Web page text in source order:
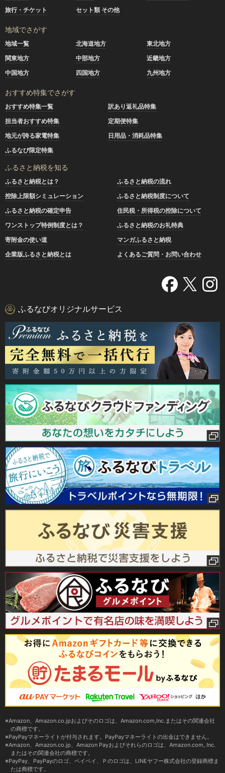
旅行・チケット
セット類 その他
地域でさがす
地域一覧 北海道地方
東北地方
関東地方
中部地方
近畿地方
中国地方
四国地方 九州地方
おすすめ特集でさがす
おすすめ特集一覧
訳あり返礼品特集
担当者おすすめ特集
定期便特集
地元が誇る家電特集
日用品・消耗品特集
ふるなび限定特集
ふるさと納税を知る
ふるさと納税とは？
ふるさと納税の流れ
控除上限額シミュレーション
ふるさと納税制度について
ふるさと納税の確定申告
住民税・所得税の控除について
ワンストップ特例制度とは？
ふるさと納税のお礼特典
寄附金の使い道
マンガふるさと納税
企業版ふるさと納税とは
よくあるご質問・お問い合わせ
ふるなびオリジナルサービス
Amazon、Amazon.co.jpおよびそのロゴは、Amazon.com,Inc.またはその関連会社
の商標です。
PayPayマネーライトが付与されます。PayPayマネーライトの出金はできません。
Amazon、Amazon.co.jp、Amazon Payおよびそれらのロゴは、Amazon.com, Inc.
またはその関連会社の商標です。
PayPay、PayPayのロゴ、ペイペイ、Ｐのロゴは、LINEヤフー株式会社の登録商標ま
たは商標です。